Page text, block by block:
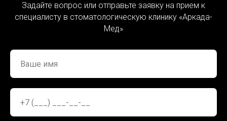
Задайте вопрос или отправьте заявку на прием к
специалисту в стоматологическую клинику «Аркада-
Мед»